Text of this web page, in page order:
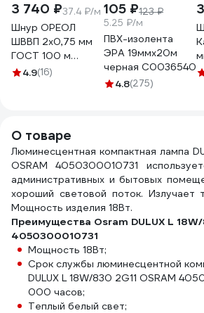
3 740 ₽37.4 ₽/м
Шнур ОРЕОЛ
ШВВП 2х0,75 мм
ГОСТ 100 м
черный 00-
4.9(16)
105 ₽123 ₽
5.25 ₽/м
ПВХ-изолента
ЭРА 19ммх20м
черная C0036540
4.8(275)
О товаре
Люминесцентная компактная лампа
OSRAM 4050300010731
административных и бытовых
хороший световой поток. Излучает
Мощность изделия 18Вт.
Преимущества Osram DULUX L 18W/
4050300010731
Мощность 18Вт;
Срок службы люминесцентной
DULUX L 18W/830 2G11 OSRAM
000 часов;
Теплый белый свет;